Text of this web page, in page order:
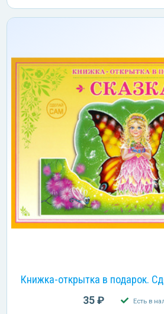
Книжка-открытка в подарок.
35 ₽ Есть в